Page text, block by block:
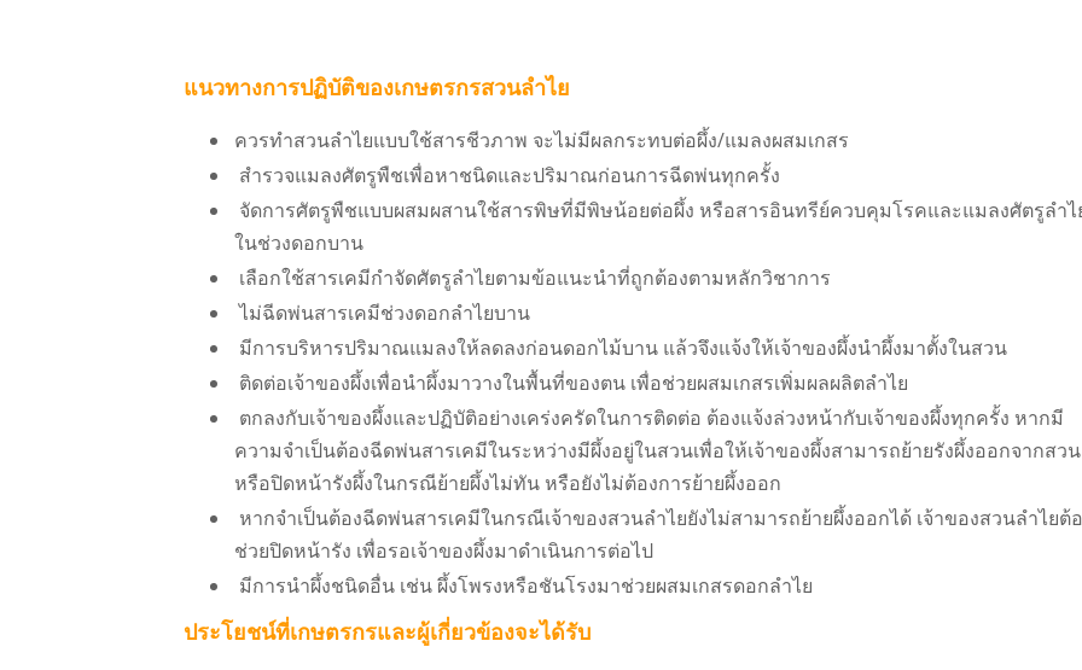
แนวทางการปฏิบัติของเกษตรกรสวนลำไย
ควรทำสวนลำไยแบบใช้สารชีวภาพ จะไม่มีผลกระทบต่อผึ้ง/แมลงผสมเกสร
สำรวจแมลงศัตรูพืชเพื่อหาชนิดและปริมาณก่อนการฉีดพ่นทุกครั้ง
จัดการศัตรูพืชแบบผสมผสานใช้สารพิษที่มีพิษน้อยต่อผึ้ง หรือสารอินทรีย์ควบคุมโรคและแมลงศัตรูลำไ
ในช่วงดอกบาน
เลือกใช้สารเคมีกำจัดศัตรูลำไยตามข้อแนะนำที่ถูกต้องตามหลักวิชาการ
ไม่ฉีดพ่นสารเคมีช่วงดอกลำไยบาน
มีการบริหารปริมาณแมลงให้ลดลงก่อนดอกไม้บาน แล้วจึงแจ้งให้เจ้าของผึ้งนำผึ้งมาตั้งในสวน
ติดต่อเจ้าของผึ้งเพื่อนำผึ้งมาวางในพื้นที่ของตน เพื่อช่วยผสมเกสรเพิ่มผลผลิตลำไย
ตกลงกับเจ้าของผึ้งและปฏิบัติอย่างเคร่งครัดในการติดต่อ ต้องแจ้งล่วงหน้ากับเจ้าของผึ้งทุกครั้ง หากมี
ความจำเป็นต้องฉีดพ่นสารเคมีในระหว่างมีผึ้งอยู่ในสวนเพื่อให้เจ้าของผึ้งสามารถย้ายรังผึ้งออกจากสวน
หรือปิดหน้ารังผึ้งในกรณีย้ายผึ้งไม่ทัน หรือยังไม่ต้องการย้ายผึ้งออก
หากจำเป็นต้องฉีดพ่นสารเคมีในกรณีเจ้าของสวนลำไยยังไม่สามารถย้ายผึ้งออกได้ เจ้าของสวนลำไยต้
ช่วยปิดหน้ารัง เพื่อรอเจ้าของผึ้งมาดำเนินการต่อไป
มีการนำผึ้งชนิดอื่น เช่น ผึ้งโพรงหรือชันโรงมาช่วยผสมเกสรดอกลำไย
ประโยชน์ที่เกษตรกรและผู้เกี่ยวข้องจะได้รับ